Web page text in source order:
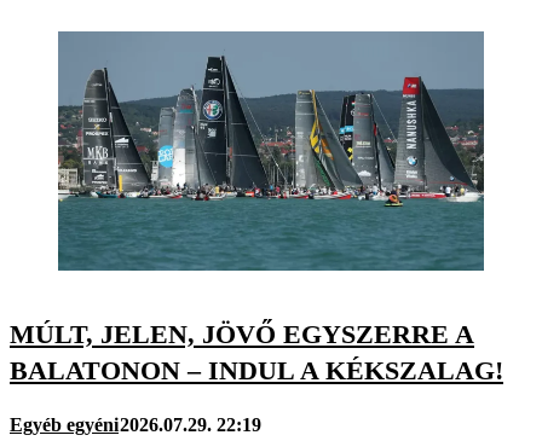
MÚLT, JELEN, JÖVŐ EGYSZERRE A
BALATONON – INDUL A KÉKSZALAG!
Egyéb egyéni2026.07.29. 22:19